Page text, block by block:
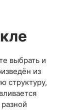
выбрать и
из
структуру,